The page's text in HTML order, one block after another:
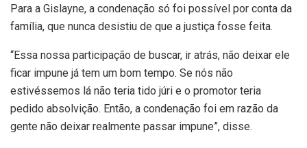
Para a Gislayne, a condenação só foi possível por conta da
família, que nunca desistiu de que a justiça fosse feita.
“Essa nossa participação de buscar, ir atrás, não deixar ele
ficar impune já tem um bom tempo. Se nós não
estivéssemos lá não teria tido júri e o promotor teria
pedido absolvição. Então, a condenação foi em razão da
gente não deixar realmente passar impune”, disse.